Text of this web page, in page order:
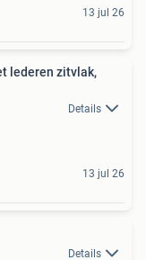
13 jul 26
lederen zitvlak,
Details
13 jul 26
Details